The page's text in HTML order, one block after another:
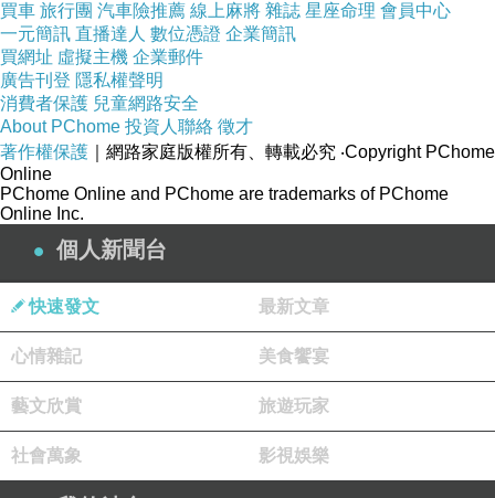
買車 旅行團 汽車險推薦 線上麻將 雜誌 星座命理 會員中心
一元簡訊 直播達人 數位憑證 企業簡訊
買網址 虛擬主機 企業郵件
廣告刊登 隱私權聲明
消費者保護 兒童網路安全
About PChome 投資人聯絡 徵才
著作權保護 ｜網路家庭版權所有、轉載必究 ‧Copyright PChome
Online
PChome Online and PChome are trademarks of PChome
Online Inc.
個人新聞台
快速發文 最新文章
心情雜記 美食饗宴
藝文欣賞 旅遊玩家
社會萬象 影視娛樂